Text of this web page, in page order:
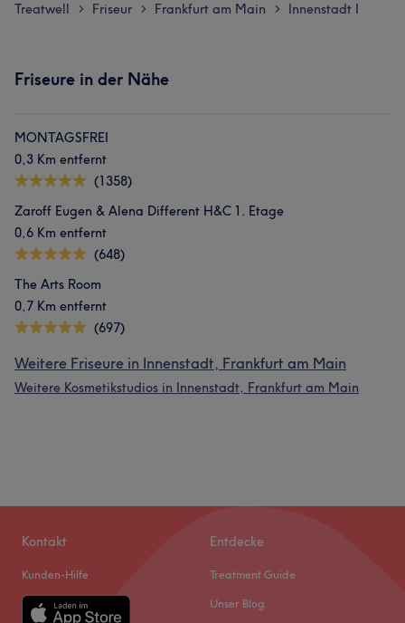
Treatwell > Friseur > Frankfurt am Main > Innenstadt I
Friseure in der Nähe
MONTAGSFREI
0,3 Km entfernt
(1358)
Zaroff Eugen & Alena Different H&C 1. Etage
0,6 Km entfernt
(648)
The Arts Room
0,7 Km entfernt
(697)
Weitere Friseure in Innenstadt, Frankfurt am Main
Weitere Kosmetikstudios in Innenstadt, Frankfurt am Main
Kontakt
Kunden-Hilfe
Entdecke
Treatment Guide
Unser Blog